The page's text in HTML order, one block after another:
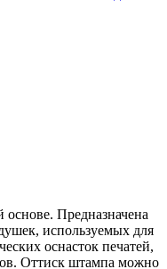
Предназначена
используемых для
оснасток печатей,
Оттиск штампа можно